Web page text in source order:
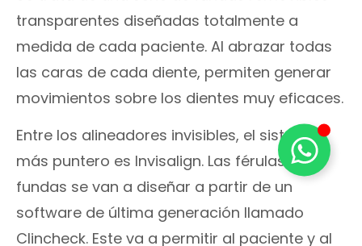
transparentes diseñadas totalmente a
medida de cada paciente. Al abrazar todas
las caras de cada diente, permiten generar
movimientos sobre los dientes muy eficaces.
Entre los alineadores invisibles, el sistema
más puntero es Invisalign. Las férulas o
fundas se van a diseñar a partir de un
software de última generación llamado
Clincheck. Este va a permitir al paciente y al